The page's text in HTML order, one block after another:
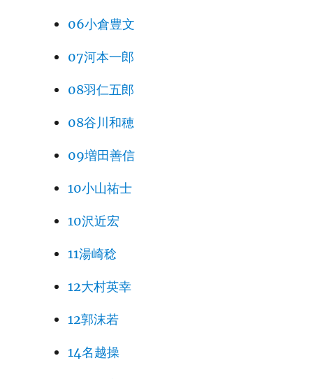
06小倉豊文
07河本一郎
08羽仁五郎
08谷川和穂
09増田善信
10小山祐士
10沢近宏
11湯崎稔
12大村英幸
12郭沫若
14名越操